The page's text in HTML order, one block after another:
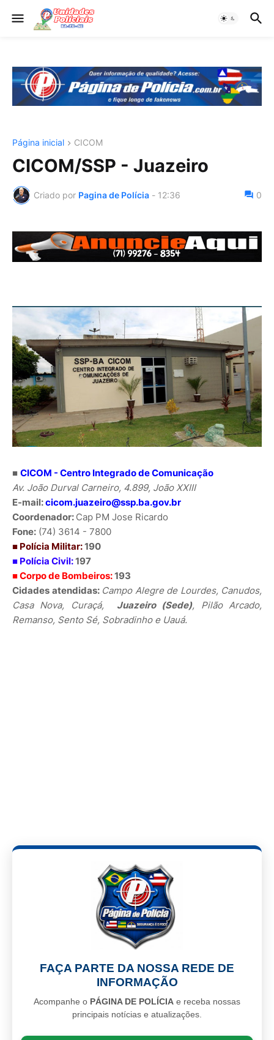
Página inicial CICOM
CICOM/SSP - Juazeiro
Criado por Pagina de Polícia - 12:36 0
■ CICOM - Centro Integrado de Comunicação
Av. João Durval Carneiro, 4.899, João XXIII
E-mail:cicom.juazeiro@ssp.ba.gov.br
Coordenador: Cap PM Jose Ricardo
Fone: (74) 3614 - 7800
■ Polícia Militar:190
■ Polícia Civil:197
■ Corpo de Bombeiros:193
Cidades atendidas: Campo Alegre de Lourdes, Canudos,
Casa Nova, Curaçá, Juazeiro (Sede), Pilão Arcado,
Remanso, Sento Sé, Sobradinho e Uauá.
FAÇA PARTE DA NOSSA REDE DE
INFORMAÇÃO
Acompanhe o PÁGINA DE POLÍCIA e receba nossas
principais notícias e atualizações.